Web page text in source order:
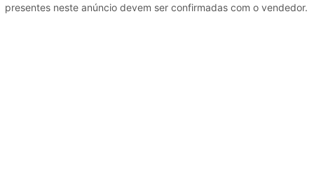
presentes neste anúncio devem ser confirmadas com o vendedor.